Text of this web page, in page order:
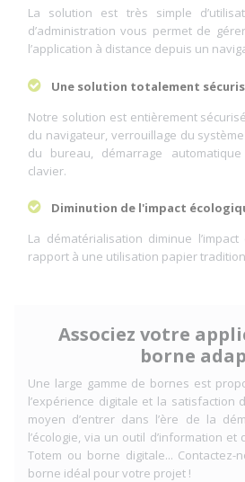
La solution est très simple
d’administration vous permet de
l’application à distance depuis un
Une solution totalement
Notre solution est entièrement
du navigateur, verrouillage du
du bureau, démarrage
clavier.
Diminution de l'impact
La dématérialisation diminue
rapport à une utilisation papier
Associez votre
borne
Une large gamme de bornes est
l’expérience digitale et la satisfaction
moyen d’entrer dans l’ère de la
l’écologie, via un outil d’information
Totem ou borne digitale...
borne idéal pour votre projet !